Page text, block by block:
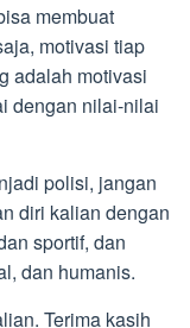
membuat
motivasi tiap
adalah motivasi
dengan nilai-nilai
polisi, jangan
diri kalian dengan
sportif, dan
dan humanis.
Terima kasih